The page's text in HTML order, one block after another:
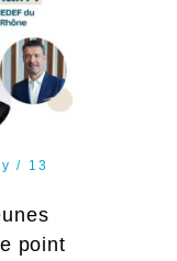
13
point